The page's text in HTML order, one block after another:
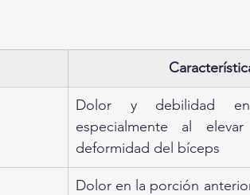
Dolor y debilidad
especialmente al
deformidad del bíceps
Dolor en la porción